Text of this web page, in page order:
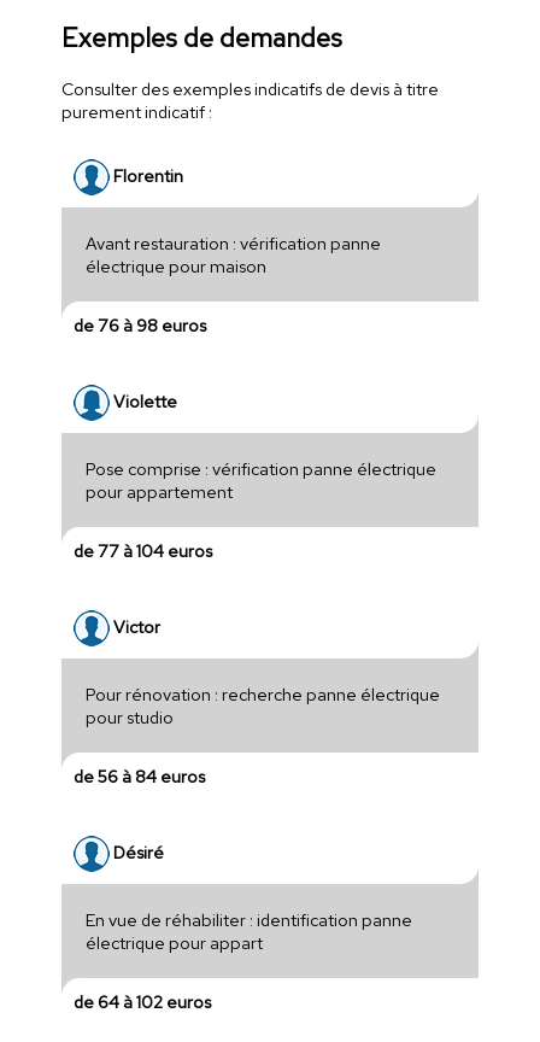
Exemples de demandes
Consulter des exemples indicatifs de devis à titre
purement indicatif :
Florentin
Avant restauration : vérification panne
électrique pour maison
de 76 à 98 euros
Violette
Pose comprise : vérification panne électrique
pour appartement
de 77 à 104 euros
Victor
Pour rénovation : recherche panne électrique
pour studio
de 56 à 84 euros
Désiré
En vue de réhabiliter : identification panne
électrique pour appart
de 64 à 102 euros